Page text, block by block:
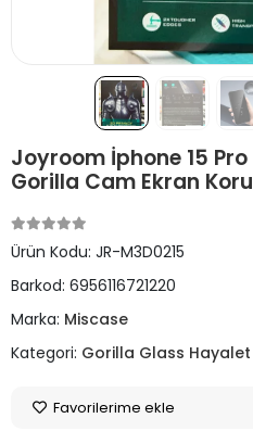
Joyroom İphone 15
Gorilla Cam Ekran
Ürün Kodu: JR-M3D0215
Barkod: 6956116721220
Marka: Miscase
Kategori: Gorilla Glass
Favorilerime ekle